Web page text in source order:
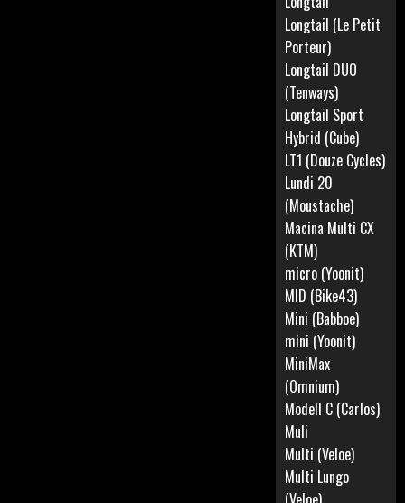
Longtail (Le Petit
Porteur)
Longtail DUO
(Tenways)
Longtail Sport
Hybrid (Cube)
LT1 (Douze Cycles)
Lundi 20
(Moustache)
Macina Multi CX
(KTM)
micro (Yoonit)
MID (Bike43)
Mini (Babboe)
mini (Yoonit)
MiniMax
(Omnium)
Modell C (Carlos)
Muli
Multi (Veloe)
Multi Lungo